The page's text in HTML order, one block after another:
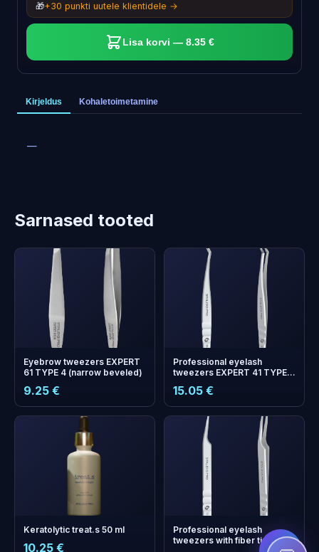
🎁+30 punkti uutele klientidele →
Lisa korvi — 8.35 €
Kirjeldus Kohaletoimetamine
—
Sarnased tooted
Eyebrow tweezers EXPERT
61 TYPE 4 (narrow beveled)
9.25 €
Professional eyelash
tweezers EXPERT 41 TYPE 9
15.05 €
Keratolytic treat.s 50 ml
10.25 €
Professional eyelash
tweezers with fiber tips
boonuspunkti
Kogu ja säästa järgmisel